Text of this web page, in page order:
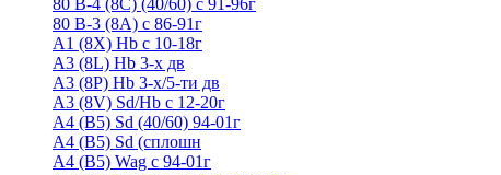
80 B-4 (8С) (40/60) с 91-96г
80 В-3 (8А) с 86-91г
A1 (8X) Hb с 10-18г
A3 (8L) Hb 3-х дв
A3 (8P) Hb 3-х/5-ти дв
A3 (8V) Sd/Hb c 12-20г
A4 (B5) Sd (40/60) 94-01г
A4 (B5) Sd (сплошн
A4 (B5) Wag с 94-01г